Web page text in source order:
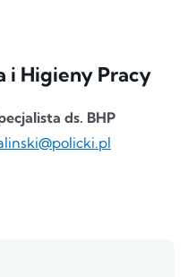
i Higieny Pracy
ds. BHP